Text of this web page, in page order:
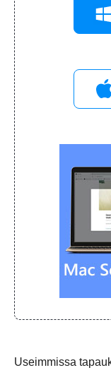
Useimmissa